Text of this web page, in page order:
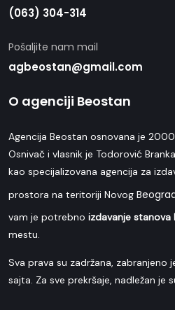
(063) 304-314
Pošaljite nam mail
agbeostan@gmail.com
O agenciji Beostan
Agencija Beostan osnovana je
Osnivač i vlasnik je Todorović
kao specijalizovana agencija za
prostora na teritoriji Novog
vam je potrebno izdavanje stanova
mestu.
Sva prava su zadržana, zabranjeno
sajta. Za sve prekršaje, nadležan je